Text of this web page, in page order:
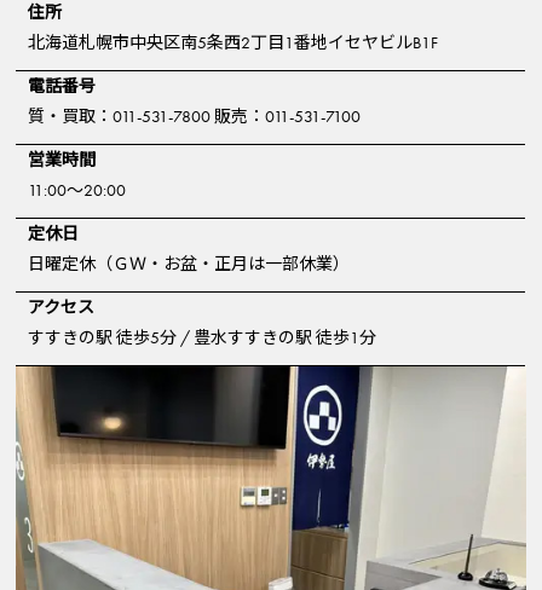
住所
北海道札幌市中央区南5条西2丁目1番地イセヤビルB1F
電話番号
質・買取：011-531-7800 販売：011-531-7100
営業時間
11:00～20:00
定休日
日曜定休（ＧＷ・お盆・正月は一部休業）
アクセス
すすきの駅 徒歩5分 / 豊水すすきの駅 徒歩1分